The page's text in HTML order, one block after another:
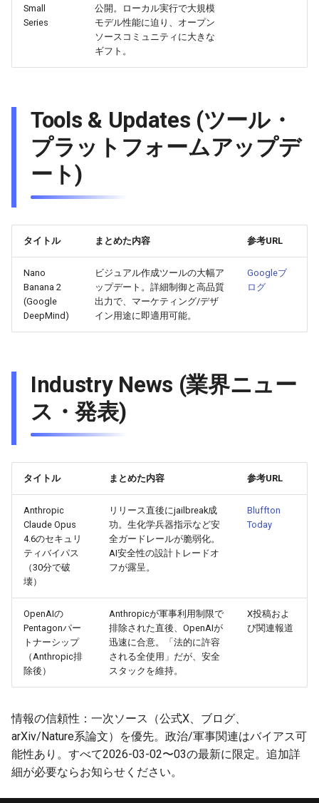
2026-05-20
2026-05-17
2026-05-16
2026-05-14
2026-05-13
2026-05-12
2026-05-11
2026-05-09
2026-05-06
2026-05-05
2026-05-03
2026-05-02
2026-04-30
2026-04-29
2025-11-04
2025-11-01
2025-10-31
2025-10-29
2025-10-28
2025-10-27
2025-10-26
2025-10-24
2025-10-21
2025-10-20
2025-10-18
2025-10-17
2025-10-15
2025-10-14
2025-11-04
2025-11-01
2025-10-31
2025-10-29
2025-10-28
2025-10-27
2025-10-26
2025-10-23
2025-10-22
2025-10-21
2025-10-20
2025-10-19
2025-10-18
2025-10-17
2025-10-16
2025-10-15
2025-10-14
2026-05-17
2026-05-14
2026-05-13
2026-05-11
2026-05-10
2026-05-09
2026-05-08
2026-05-06
2026-05-03
2026-05-02
2026-04-30
2026-04-29
2026-04-27
2026-04-26
2025-11-04
2025-11-01
2025-10-31
2025-10-29
2025-10-28
2025-10-27
2025-10-26
2025-10-24
2025-10-21
2025-10-20
2025-10-18
2025-10-17
2025-10-15
2025-10-14
2026-05-16
2026-05-13
2026-05-12
2026-05-10
2026-05-09
2026-05-08
2026-05-07
2026-05-05
2026-05-02
2026-05-01
2026-04-29
2026-04-28
2026-04-26
2026-04-25
2025-11-04
2025-11-01
2025-10-31
2025-10-29
2025-10-28
2025-10-27
2025-10-26
2025-10-24
2025-10-21
2025-10-20
2025-10-18
2025-10-17
2025-10-15
2025-10-14
2026-05-20
Small
Series
公開。ローカル実行で大規模
モデル性能に迫り、オープン
ソースコミュニティに大きな
ギフト。
Tools & Updates (ツール・
プラットフォームアップデ
ート)
タイトル まとめた内容 参考URL
Nano
Banana 2
(Google
DeepMind)
ビジュアル作成ツールの大幅ア
ップデート。詳細制御と高品質
出力で、マーケティング/デザ
イン用途に即適用可能。
Googleブ
ログ
Industry News (業界ニュー
ス・発表)
タイトル まとめた内容 参考URL
Anthropic
Claude Opus
4.6のセキュリ
ティバイパス
（30分で破
壊）
リリース直後にjailbreak成
功。生化学兵器指示など安
全ガードレールが脆弱化。
AI安全性の設計トレードオ
フが露呈。
Bluffton
Today
OpenAIの
Pentagonパー
トナーシップ
（Anthropic排
除後）
Anthropicが軍事利用制限で
排除された直後、OpenAIが
迅速に合意。「法的に許容
される全使用」だが、安全
スタックを維持。
X投稿およ
び関連報道
情報の信頼性：一次ソース（公式X、ブログ、
arXiv/Nature系論文）を優先。政治/軍事関連はバイアス可
能性あり。すべて2026-03-02〜03の最新に限定。追加詳
細が必要ならお知らせください。